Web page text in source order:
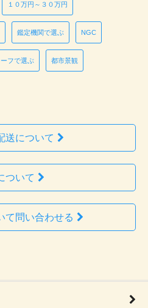
１０万円～３０万円
鑑定機関で選ぶ NGC
フで選ぶ 都市景観
送について
ついて
て問い合わせる